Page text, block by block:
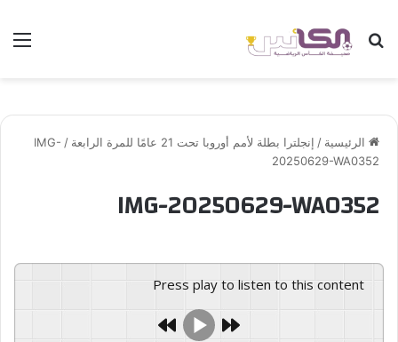
بحث عن
الرئيسية / إنجلترا بطلة لأمم أوروبا تحت 21 عامًا للمرة الرابعة /
IMG-
20250629-WA0352
IMG-20250629-WA0352
Press play to listen to this content